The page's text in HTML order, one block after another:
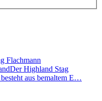
Flachmann
Highland Stag
aus bemaltem E…